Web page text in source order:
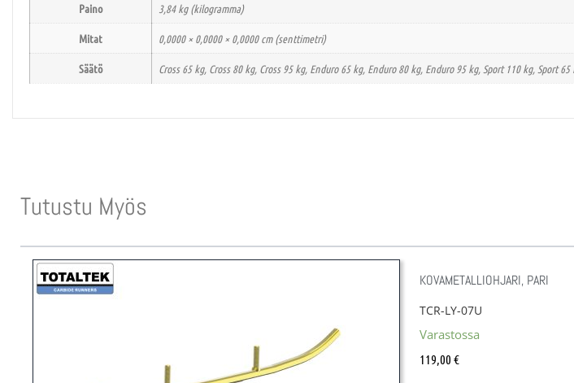
Paino 3,84 kg (kilogramma)
Mitat 0,0000 × 0,0000 × 0,0000 cm (senttimetri)
Säätö Cross 65 kg, Cross 80 kg, Cross 95 kg, Enduro 65 kg, Enduro 80 kg, Enduro 95 kg, Sport 110 kg, Sport
Tutustu Myös
KOVAMETALLIOHJARI, PARI
TCR-LY-07U
Varastossa
119,00 €